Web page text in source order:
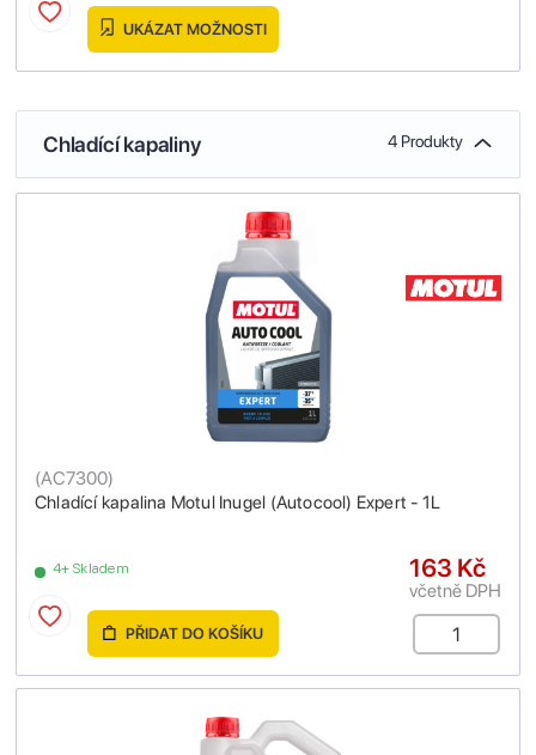
UKÁZAT MOŽNOSTI
Chladící kapaliny 4 Produkty
Chladící kapalina Motul Inugel (Autocool) Expert - 1L
(AC7300)
4+ Skladem 163 Kč
včetně DPH
PŘIDAT DO KOŠÍKU